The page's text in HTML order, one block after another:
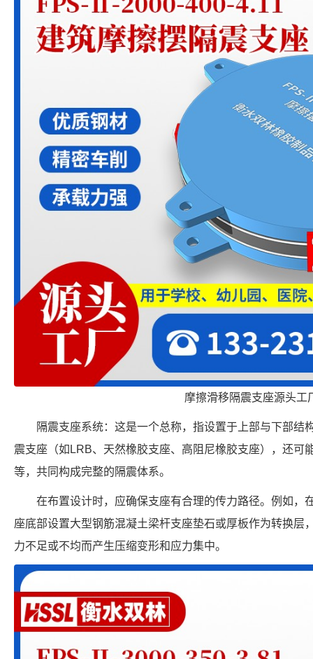
摩擦滑移隔震支座源头工
隔震支座系统：这是一个总称，指设置于上部与下部结
震支座（如LRB、天然橡胶支座、高阻尼橡胶支座），还可
等，共同构成完整的隔震体系。
在布置设计时，应确保支座有合理的传力路径。例如，
座底部设置大型钢筋混凝土梁杆支座垫石或厚板作为转换层
力不足或不均而产生压缩变形和应力集中。